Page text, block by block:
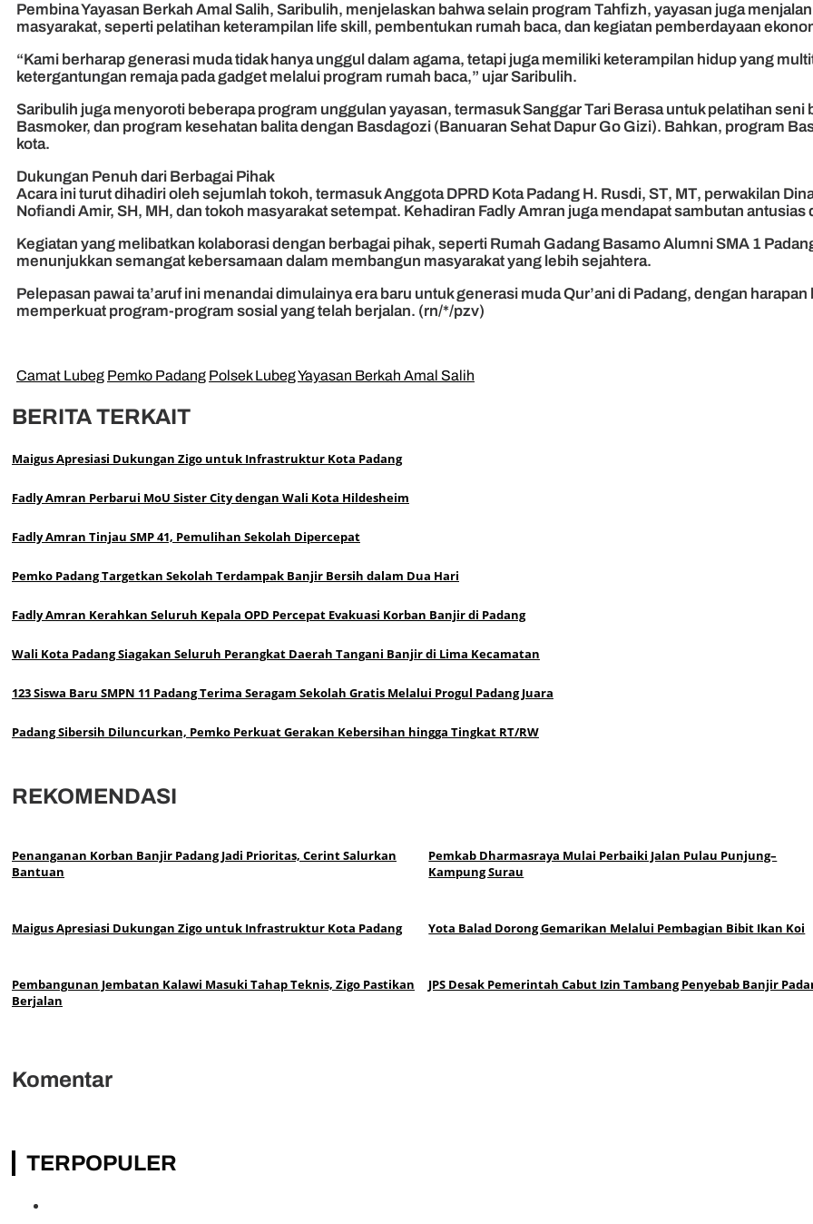
Pembina Yayasan Berkah Amal Salih, Saribulih, menjelaskan bahwa selain program Tahfizh, yayasan juga
masyarakat, seperti pelatihan keterampilan life skill, pembentukan rumah baca, dan kegiatan pemberdayaan
“Kami berharap generasi muda tidak hanya unggul dalam agama, tetapi juga memiliki keterampilan hidup yang
ketergantungan remaja pada gadget melalui program rumah baca,” ujar Saribulih.
Saribulih juga menyoroti beberapa program unggulan yayasan, termasuk Sanggar Tari Berasa untuk pelatihan
Basmoker, dan program kesehatan balita dengan Basdagozi (Banuaran Sehat Dapur Go Gizi). Bahkan, program
kota.
Dukungan Penuh dari Berbagai Pihak
Acara ini turut dihadiri oleh sejumlah tokoh, termasuk Anggota DPRD Kota Padang H. Rusdi, ST, MT, perwakilan
Nofiandi Amir, SH, MH, dan tokoh masyarakat setempat. Kehadiran Fadly Amran juga mendapat sambutan
Kegiatan yang melibatkan kolaborasi dengan berbagai pihak, seperti Rumah Gadang Basamo Alumni SMA 1
menunjukkan semangat kebersamaan dalam membangun masyarakat yang lebih sejahtera.
Pelepasan pawai ta’aruf ini menandai dimulainya era baru untuk generasi muda Qur’ani di Padang, dengan
memperkuat program-program sosial yang telah berjalan. (rn/*/pzv)
Camat Lubeg Pemko Padang Polsek LubegYayasan Berkah Amal Salih
BERITA TERKAIT
Maigus Apresiasi Dukungan Zigo untuk Infrastruktur Kota Padang
Fadly Amran Perbarui MoU Sister City dengan Wali Kota Hildesheim
Fadly Amran Tinjau SMP 41, Pemulihan Sekolah Dipercepat
Pemko Padang Targetkan Sekolah Terdampak Banjir Bersih dalam Dua Hari
Fadly Amran Kerahkan Seluruh Kepala OPD Percepat Evakuasi Korban Banjir di Padang
Wali Kota Padang Siagakan Seluruh Perangkat Daerah Tangani Banjir di Lima Kecamatan
123 Siswa Baru SMPN 11 Padang Terima Seragam Sekolah Gratis Melalui Progul Padang Juara
Padang Sibersih Diluncurkan, Pemko Perkuat Gerakan Kebersihan hingga Tingkat RT/RW
REKOMENDASI
Penanganan Korban Banjir Padang Jadi Prioritas, Cerint Salurkan
Bantuan
Pemkab Dharmasraya Mulai Perbaiki Jalan Pulau Punjung–
Kampung Surau
Maigus Apresiasi Dukungan Zigo untuk Infrastruktur Kota Padang Yota Balad Dorong Gemarikan Melalui Pembagian Bibit Ikan Koi
Pembangunan Jembatan Kalawi Masuki Tahap Teknis, Zigo Pastikan
Berjalan
JPS Desak Pemerintah Cabut Izin Tambang Penyebab Banjir
Komentar
TERPOPULER